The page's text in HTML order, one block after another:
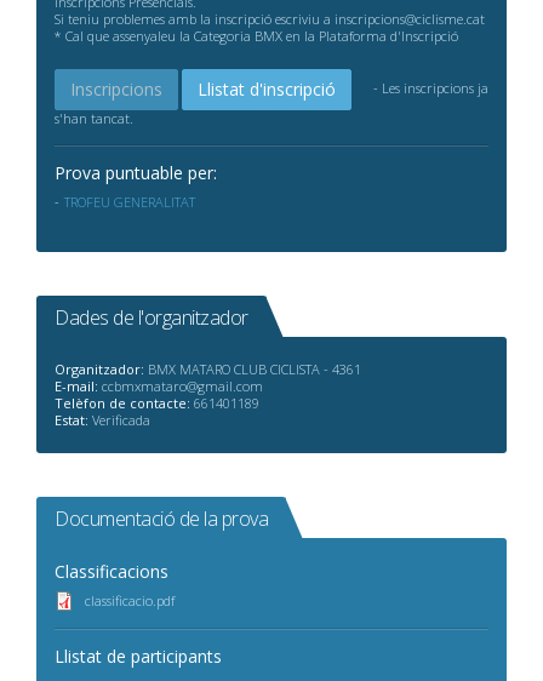
Si teniu problemes amb la inscripció escriviu a inscripcions@ciclisme.cat
* Cal que assenyaleu la Categoria BMX en la Plataforma d'Inscripció
Inscripcions Llistat d'inscripció
- Les inscripcions ja
s'han tancat.
Prova puntuable per:
TROFEU GENERALITAT
Dades de l'organitzador
Organitzador: BMX MATARO CLUB CICLISTA - 4361
E-mail: ccbmxmataro@gmail.com
Telèfon de contacte: 661401189
Estat: Verificada
Documentació de la prova
Classificacions
classificacio.pdf
Llistat de participants